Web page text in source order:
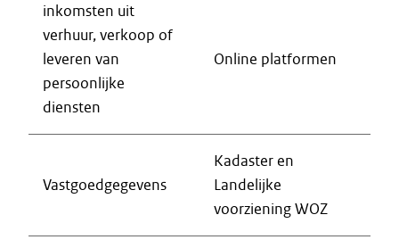
inkomsten uit
verhuur, verkoop of
leveren van
persoonlijke
diensten
Online platformen
Vastgoedgegevens
Kadaster en
Landelijke
voorziening WOZ